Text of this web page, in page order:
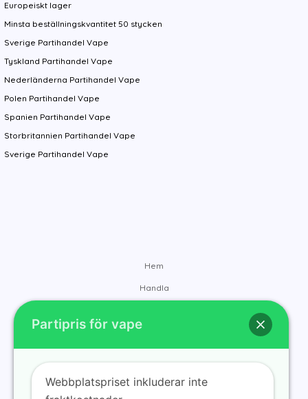
Europeiskt lager
Minsta beställningskvantitet 50 stycken
Sverige Partihandel Vape
Tyskland Partihandel Vape
Nederländerna Partihandel Vape
Polen Partihandel Vape
Spanien Partihandel Vape
Storbritannien Partihandel Vape
Sverige Partihandel Vape
Hem
Handla
Kontakt
Blogg
Partipris för vape
Webbplatspriset inkluderar inte